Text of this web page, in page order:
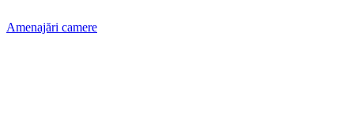
Amenajări camere